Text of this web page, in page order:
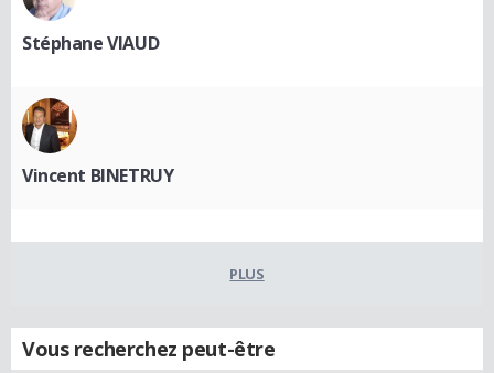
Stéphane VIAUD
Vincent BINETRUY
PLUS
Vous recherchez peut-être